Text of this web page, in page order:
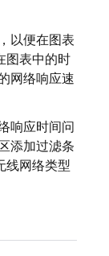
以便在图表
图表中的时
网络响应速
响应时间问
添加过滤条
线网络类型